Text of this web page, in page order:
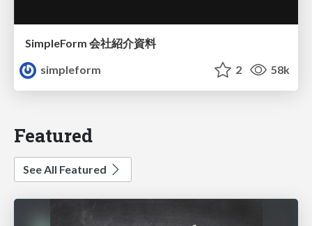
SimpleForm 会社紹介資料
simpleform
2 58k
Featured
See All Featured